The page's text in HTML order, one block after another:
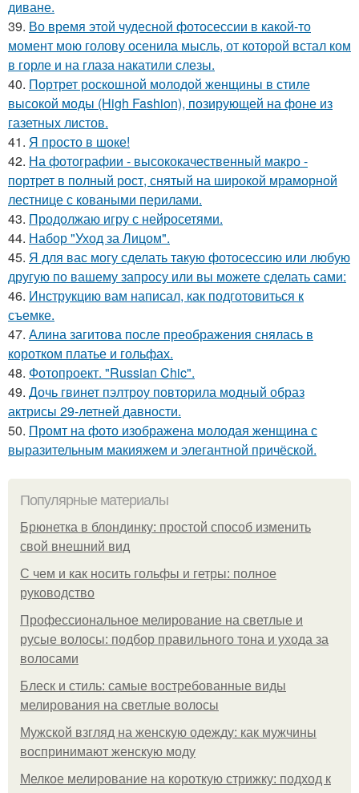
диване.
39. Во время этой чудесной фотосессии в какой-то
момент мою голову осенила мысль, от которой встал ком
в горле и на глаза накатили слезы.
40. Портрет роскошной молодой женщины в стиле
высокой моды (High Fashion), позирующей на фоне из
газетных листов.
41. Я просто в шоке!
42. На фотографии - высококачественный макро -
портрет в полный рост, снятый на широкой мраморной
лестнице с коваными перилами.
43. Продолжаю игру с нейросетями.
44. Набор "Уход за Лицом".
45. Я для вас могу сделать такую фотосессию или любую
другую по вашему запросу или вы можете сделать сами:
46. Инструкцию вам написал, как подготовиться к
съемке.
47. Алина загитова после преображения снялась в
коротком платье и гольфах.
48. Фотопроект. "Russian Chic".
49. Дочь гвинет пэлтроу повторила модный образ
актрисы 29-летней давности.
50. Промт на фото изображена молодая женщина с
выразительным макияжем и элегантной причёской.
Популярные материалы
Брюнетка в блондинку: простой способ изменить
свой внешний вид
С чем и как носить гольфы и гетры: полное
руководство
Профессиональное мелирование на светлые и
русые волосы: подбор правильного тона и ухода за
волосами
Блеск и стиль: самые востребованные виды
мелирования на светлые волосы
Мужской взгляд на женскую одежду: как мужчины
воспринимают женскую моду
Мелкое мелирование на короткую стрижку: подход к